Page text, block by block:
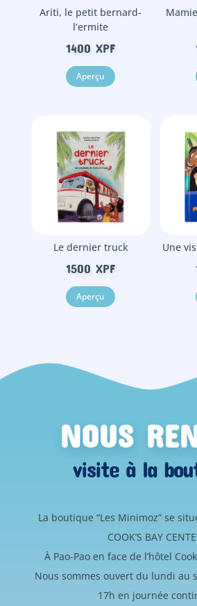
Ariti, le petit bernard-
l’ermite
1400XPF
Aperçu
Le dernier truck
1500XPF
Aperçu
Une
NOUS
visite à la
La boutique “Les Minimoz” se
COOK’S BAY
À Pao-Pao en face de l’hôtel
Nous sommes ouvert du lundi au
17h en journée